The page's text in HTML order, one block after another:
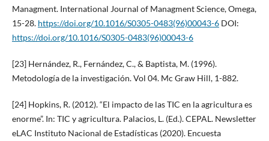
Managment. International Journal of Managment Science, Omega,
15-28. https://doi.org/10.1016/S0305-0483(96)00043-6DOI:
https://doi.org/10.1016/S0305-0483(96)00043-6
[23] Hernández, R., Fernández, C., & Baptista, M. (1996).
Metodología de la investigación. Vol 04. Mc Graw Hill, 1-882.
[24] Hopkins, R. (2012). “El impacto de las TIC en la agricultura es
enorme”. In: TIC y agricultura. Palacios, L. (Ed.). CEPAL. Newsletter
eLAC Instituto Nacional de Estadísticas (2020). Encuesta